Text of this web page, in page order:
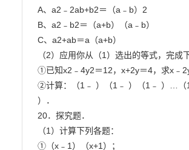
A、a2﹣2ab+b2＝（a﹣b）2
B、a2﹣b2＝（a+b）（a﹣b）
C、a2+ab＝a（a+b）
（2）应用你从（1）选出的等式，完成
①已知x2﹣4y2＝12，x+2y＝4，求x﹣2y
②计算：（1﹣ ）（1﹣ ）（1﹣ ）…（
）．
20．探究题．
（1）计算下列各题：
①（x﹣1）（x+1）；